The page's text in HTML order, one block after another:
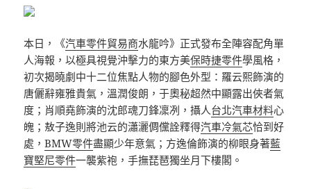
本日，《汽車零件貿易商水龍吟》正式發布全陣容配角單
人海報，以極具視覺沖擊力的東方美保時捷零件學風格，
初次揭曉劇中十二位焦點人物的腳色外型：羅云熙飾演的
唐儷辭雍雅貴氣，溫潤俊朗，于奧秘超然中顯露出俠者氣
度；肖順堯飾演的沈郎魂刀鋒凜冽，攝人台北汽車材料心
魄；敖子逸則將池云的瀟灑倜儻詮釋得汽車冷氣芯恰到好
處，BMW零件盡顯少年意氣；方逸倫飾演的柳眼身著藍
寶堅尼零件一襲紫袍，手撫琵琶獨坐月下樓閣。